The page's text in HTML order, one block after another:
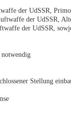
der UdSSR,
der UdSSR,
der UdSSR,
notwendig
Stellung